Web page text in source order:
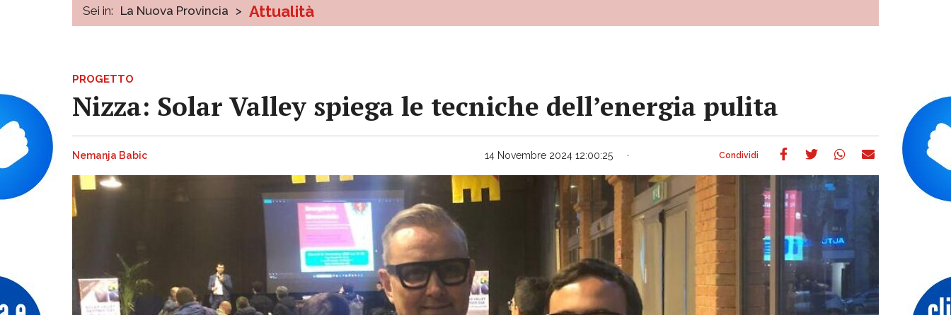
Sei in: La Nuova Provincia > Attualità
PROGETTO
Nizza: Solar Valley spiega le tecniche dell’energia pulita
Nemanja Babic 14 Novembre 2024 12:00:25